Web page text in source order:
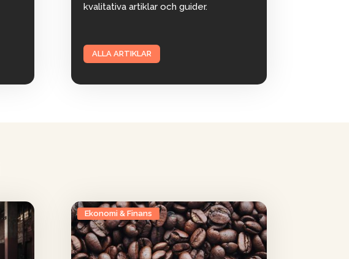
kvalitativa artiklar och guider.
ALLA ARTIKLAR
Ekonomi & Finans